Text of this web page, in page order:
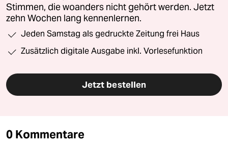
Stimmen, die woanders nicht gehört werden. Jetzt
zehn Wochen lang kennenlernen.
Jeden Samstag als gedruckte Zeitung frei Haus
Zusätzlich digitale Ausgabe inkl. Vorlesefunktion
Jetzt bestellen
0 Kommentare